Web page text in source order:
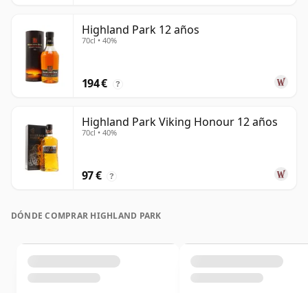
Highland Park 12 años
70cl • 40%
194 € ?
Highland Park Viking Honour 12 años
70cl • 40%
97 € ?
DÓNDE COMPRAR HIGHLAND PARK